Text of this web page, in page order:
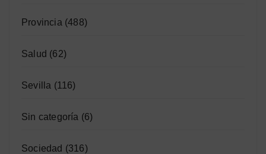
Provincia (488)
Salud (62)
Sevilla (116)
Sin categoría (6)
Sociedad (316)